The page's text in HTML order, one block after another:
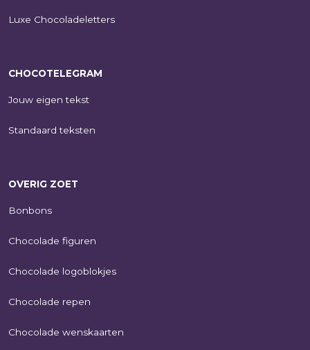
Luxe Chocoladeletters
CHOCOTELEGRAM
Jouw eigen tekst
Standaard teksten
OVERIG ZOET
Bonbons
Chocolade figuren
Chocolade logoblokjes
Chocolade repen
Chocolade wenskaarten